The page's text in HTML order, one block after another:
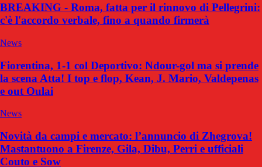
BREAKING - Roma, fatta per il rinnovo di Pellegrini:
c'è l'accordo verbale, fino a quando firmerà
News
Fiorentina, 1-1 col Deportivo: Ndour-gol ma si prende
la scena Atta! I top e flop, Kean, J. Mario, Valdepenas
e out Oulai
News
Novità da campi e mercato: l’annuncio di Zhegrova!
Mastantuono a Firenze, Gila, Dibu, Perri e ufficiali
Couto e Sow